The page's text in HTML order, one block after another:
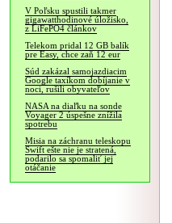
V Poľsku spustili takmer
gigawatthodinové úložisko,
z LiFePO4 článkov
Telekom pridal 12 GB balík
pre Easy, chce zaň 12 eur
Súd zakázal samojazdiacim
Google taxíkom dobíjanie v
noci, rušili obyvateľov
NASA na diaľku na sonde
Voyager 2 úspešne znížila
spotrebu
Misia na záchranu teleskopu
Swift ešte nie je stratená,
podarilo sa spomaliť jej
otáčanie